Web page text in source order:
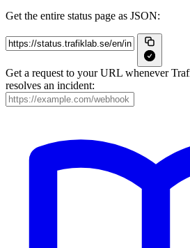
Get the entire status page as JSON:
Get a request to your URL whenever
resolves an incident: